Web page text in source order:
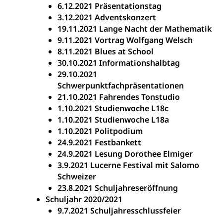
6.12.2021 Präsentationstag
3.12.2021 Adventskonzert
19.11.2021 Lange Nacht der Mathematik
9.11.2021 Vortrag Wolfgang Welsch
8.11.2021 Blues at School
30.10.2021 Informationshalbtag
29.10.2021
Schwerpunktfachpräsentationen
21.10.2021 Fahrendes Tonstudio
1.10.2021 Studienwoche L18c
1.10.2021 Studienwoche L18a
1.10.2021 Politpodium
24.9.2021 Festbankett
24.9.2021 Lesung Dorothee Elmiger
3.9.2021 Lucerne Festival mit Salomo
Schweizer
23.8.2021 Schuljahreseröffnung
Schuljahr 2020/2021
9.7.2021 Schuljahresschlussfeier